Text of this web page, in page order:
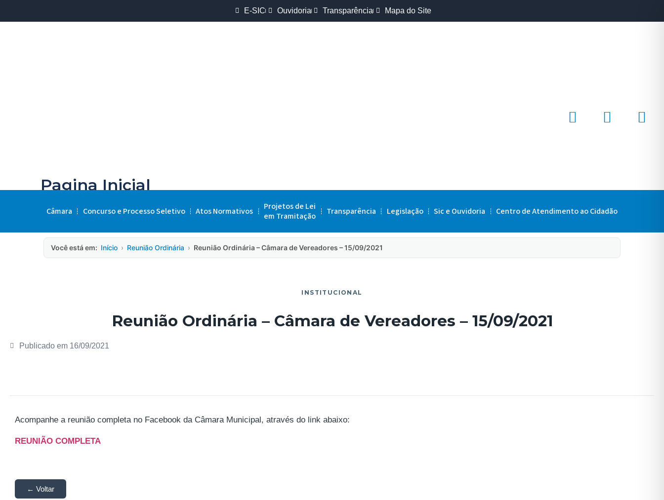
E-SIC Ouvidoria Transparência Mapa do Site
Pagina Inicial
Câmara Concurso e Processo Seletivo Atos Normativos
Projetos de Lei
em Tramitação
Transparência Legislação Sic e Ouvidoria Centro de Atendimento ao Cidadão
Você está em: Início › Reunião Ordinária › Reunião Ordinária – Câmara de Vereadores – 15/09/2021
INSTITUCIONAL
Reunião Ordinária – Câmara de Vereadores – 15/09/2021
Publicado em 16/09/2021
Acompanhe a reunião completa no Facebook da Câmara Municipal, através do link abaixo:
REUNIÃO COMPLETA
← Voltar